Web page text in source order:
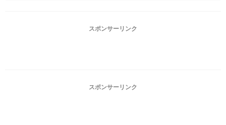
スポンサーリンク
スポンサーリンク